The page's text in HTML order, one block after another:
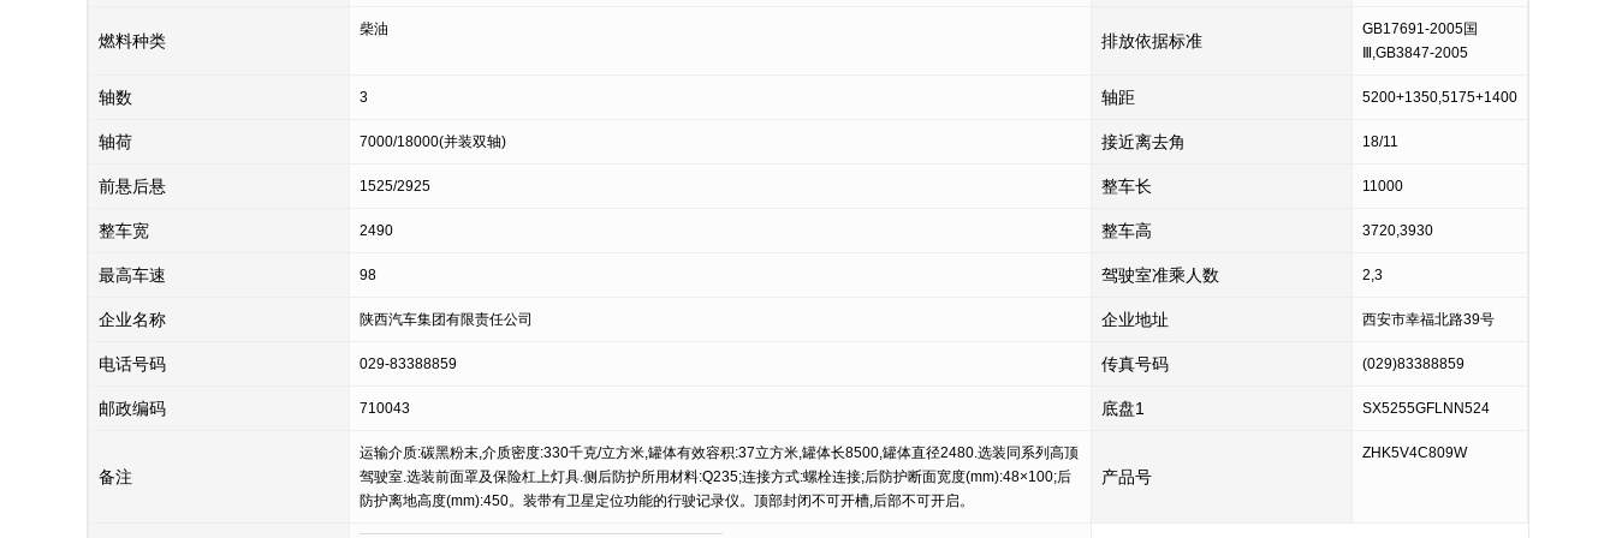
燃料种类
柴油
排放依据标准
GB17691-2005国
Ⅲ,GB3847-2005
轴数 3 轴距 5200+1350,5175+1400
轴荷 7000/18000(并装双轴) 接近离去角 18/11
前悬后悬 1525/2925 整车长 11000
整车宽 2490 整车高 3720,3930
最高车速 98 驾驶室准乘人数 2,3
企业名称 陕西汽车集团有限责任公司 企业地址 西安市幸福北路39号
电话号码 029-83388859 传真号码 (029)83388859
邮政编码 710043 底盘1 SX5255GFLNN524
备注
运输介质:碳黑粉末,介质密度:330千克/立方米,罐体有效容积:37立方米,罐体长8500,罐体直径2480.选装同系列高顶
驾驶室.选装前面罩及保险杠上灯具.侧后防护所用材料:Q235;连接方式:螺栓连接;后防护断面宽度(mm):48×100;后
防护离地高度(mm):450。装带有卫星定位功能的行驶记录仪。顶部封闭不可开槽,后部不可开启。
产品号
ZHK5V4C809W